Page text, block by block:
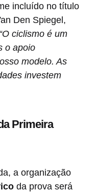
incluído no título
Den Spiegel,
“O ciclismo é um
o apoio
modelo. As
investem
Primeira
a organização
da prova será